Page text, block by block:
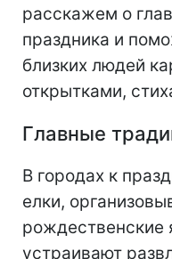
расскажем о
праздника и
близких людей
открытками,
Главные
В городах к
елки,
рождественские
устраивают